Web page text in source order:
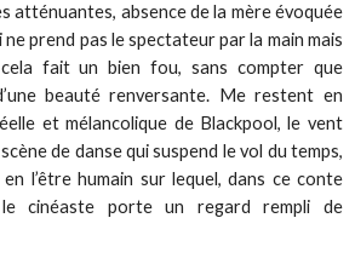
atténuantes, absence de la mère évoquée
ne prend pas le spectateur par la main mais
fait un bien fou, sans compter que
beauté renversante. Me restent en
et mélancolique de Blackpool, le vent
de danse qui suspend le vol du temps,
l’être humain sur lequel, dans ce conte
cinéaste porte un regard rempli de